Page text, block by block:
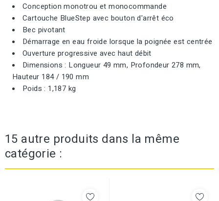
Conception monotrou et monocommande
Cartouche BlueStep avec bouton d'arrêt éco
Bec pivotant
Démarrage en eau froide lorsque la poignée est centrée
Ouverture progressive avec haut débit
Dimensions : Longueur 49 mm, Profondeur 278 mm,
Hauteur 184 / 190 mm
Poids : 1,187 kg
15 autre produits dans la même
catégorie :